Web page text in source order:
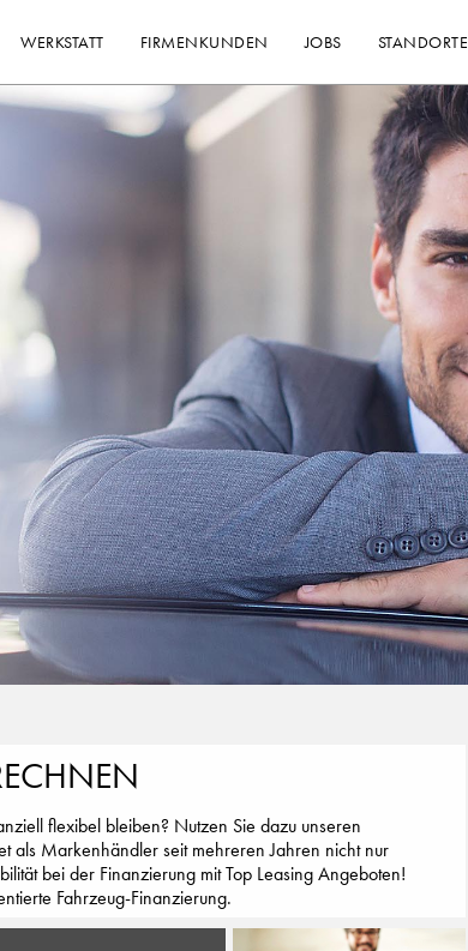
WERKSTATT FIRMENKUNDEN JOBS STANDORTE
flexibel bleiben? Nutzen Sie dazu unseren
als Markenhändler seit mehreren Jahren nicht nur
bei der Finanzierung mit Top Leasing Angeboten!
Fahrzeug-Finanzierung.